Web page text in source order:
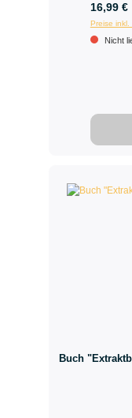
16,99 €
Preise
Nicht
Buch